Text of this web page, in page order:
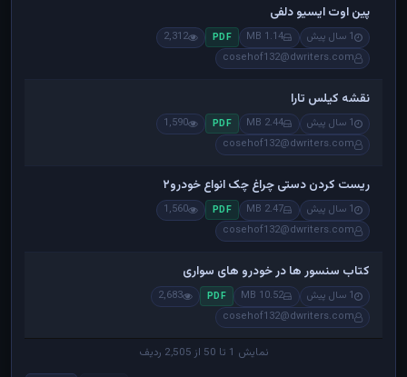
پین اوت ایسیو دلفی
1 سال پیش 1.14 MB
PDF
2,312
cosehof132@dwriters.com
نقشه کیلس تارا
1 سال پیش 2.44 MB
PDF
1,590
cosehof132@dwriters.com
ریست کردن دستی چراغ چک انواع خودرو۲
1 سال پیش 2.47 MB
PDF
1,560
cosehof132@dwriters.com
کتاب سنسور ها در خودرو های سواری
1 سال پیش 10.52 MB
PDF
2,683
cosehof132@dwriters.com
نمایش 1 تا 50 از 2,505 ردیف